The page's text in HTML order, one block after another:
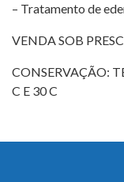
– Tratamento de
VENDA SOB
CONSERVAÇÃO:
C E 30 C